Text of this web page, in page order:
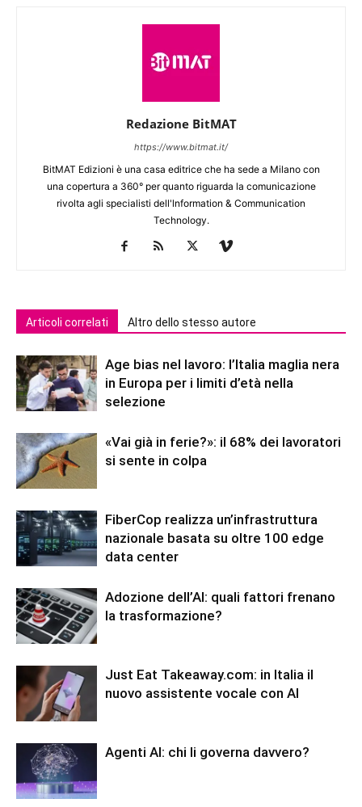
Redazione BitMAT
https://www.bitmat.it/
BitMAT Edizioni è una casa editrice che ha sede a Milano con
una copertura a 360° per quanto riguarda la comunicazione
rivolta agli specialisti dell'lnformation & Communication
Technology.
Articoli correlati Altro dello stesso autore
Age bias nel lavoro: l’Italia maglia nera
in Europa per i limiti d’età nella
selezione
«Vai già in ferie?»: il 68% dei lavoratori
si sente in colpa
FiberCop realizza un’infrastruttura
nazionale basata su oltre 100 edge
data center
Adozione dell’AI: quali fattori frenano
la trasformazione?
Just Eat Takeaway.com: in Italia il
nuovo assistente vocale con AI
Agenti AI: chi li governa davvero?